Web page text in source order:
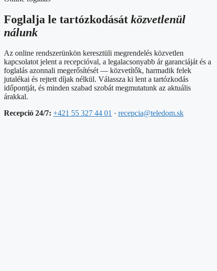
Foglalja le tartózkodását közvetlenül
nálunk
Az online rendszerünkön keresztüli megrendelés közvetlen
kapcsolatot jelent a recepcióval, a legalacsonyabb ár garanciáját és a
foglalás azonnali megerősítését — közvetítők, harmadik felek
jutalékai és rejtett díjak nélkül. Válassza ki lent a tartózkodás
időpontját, és minden szabad szobát megmutatunk az aktuális
árakkal.
Recepció 24/7: +421 55 327 44 01 · recepcia@teledom.sk